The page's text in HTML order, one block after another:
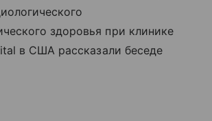
здоровья при клинике
в США рассказали беседе